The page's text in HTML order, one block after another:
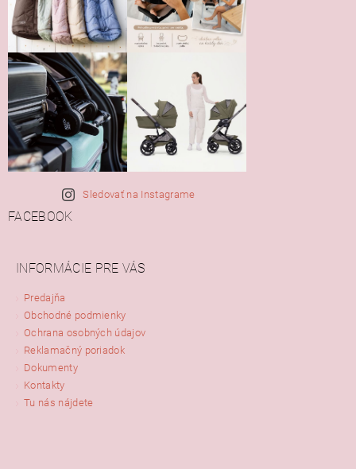
Sledovať na Instagrame
FACEBOOK
INFORMÁCIE PRE VÁS
Predajňa
Obchodné podmienky
Ochrana osobných údajov
Reklamačný poriadok
Dokumenty
Kontakty
Tu nás nájdete